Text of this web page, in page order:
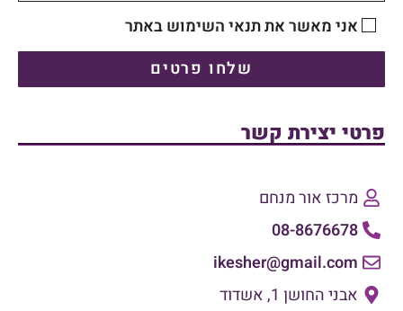
אני מאשר את תנאי השימוש באתר
שלחו פרטים
פרטי יצירת קשר
מרכז אור מנחם
08-8676678
ikesher@gmail.com
אבני החושן 1, אשדוד